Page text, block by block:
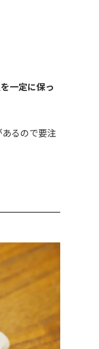
一定に保っ
るので要注